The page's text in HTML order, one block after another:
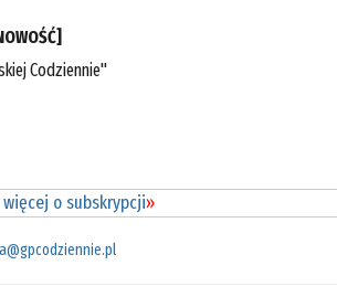
Codziennie"
o subskrypcji»